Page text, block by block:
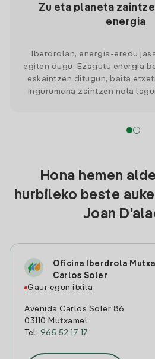
Zu eta planeta
energia
Iberdrolan, energia-eredu
egiten dugu. Ezagutu energia
eskaintzen ditugun, baita
ingurumena zaintzen nola
Hona hemen
hurbileko beste
Joan
Oficina Iberdrola
Carlos Soler
Gaur egun itxita
Avenida Carlos Soler 86
03110 Mutxamel
Tel: 965 52 17 17